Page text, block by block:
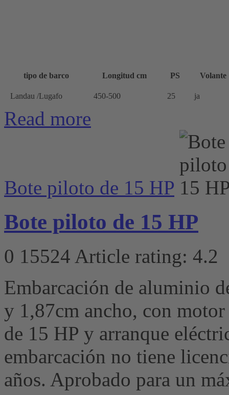
tipo de barco Longitud cm PS Volante
Landau /Lugafo 450-500 25 ja
Read more
Bote piloto de 15 HP
Bote piloto de 15 HP
0 15524 Article rating: 4.2
Embarcación de aluminio
y 1,87cm ancho, con
de 15 HP y arranque
embarcación no tiene
años. Aprobado para un